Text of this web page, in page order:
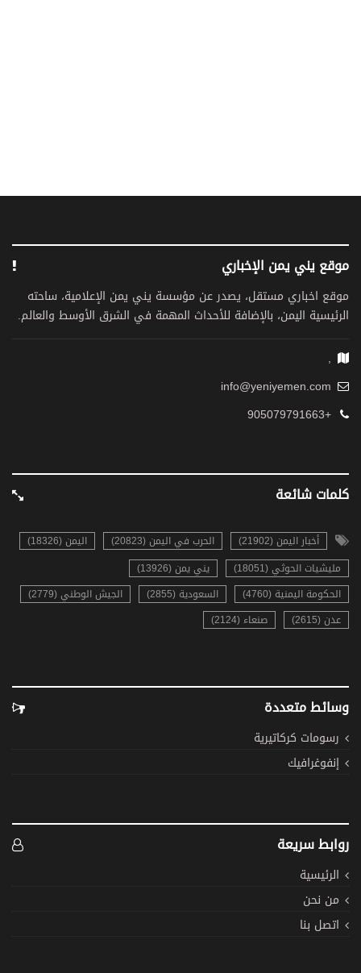
موقع يني يمن الإخباري
موقع اخباري مستقل، يصدر عن مؤسسة يني يمن الإعلامية، ساحته
الرئيسية اليمن، بالإضافة للأحداث المهمة في الشرق الأوسط والعالم.
,
info@yeniyemen.com
+905079791663
كلمات شائعة
أخبار اليمن (21902) الحرب في اليمن (20823)
اليمن (18326)
مليشيات الحوثي (18051)
يني يمن (13926)
الحكومة اليمنية (4760)
السعودية (2855)
الجيش الوطني (2779)
عدن (2615)
صنعاء (2124)
وسائط متعددة
رسومات كركاتيرية
إنفوغرافيك
روابط سريعة
الرئيسية
من نحن
اتصل بنا